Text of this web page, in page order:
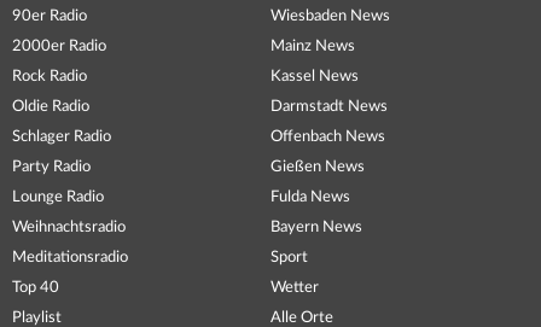
90er Radio
2000er Radio
Rock Radio
Oldie Radio
Schlager Radio
Party Radio
Lounge Radio
Weihnachtsradio
Meditationsradio
Top 40
Playlist
Wiesbaden News
Mainz News
Kassel News
Darmstadt News
Offenbach News
Gießen News
Fulda News
Bayern News
Sport
Wetter
Alle Orte